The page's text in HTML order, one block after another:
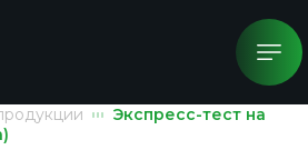
Экспресс-тест на